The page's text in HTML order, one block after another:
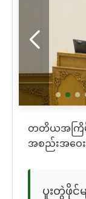
တတိယအကြိ
အစည်းအဝေး
ပူးတွဲဖိုင်မ